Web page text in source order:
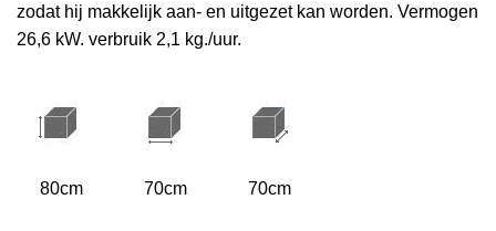
zodat hij makkelijk aan- en uitgezet kan worden. Vermogen
26,6 kW. verbruik 2,1 kg./uur.
80cm 70cm 70cm